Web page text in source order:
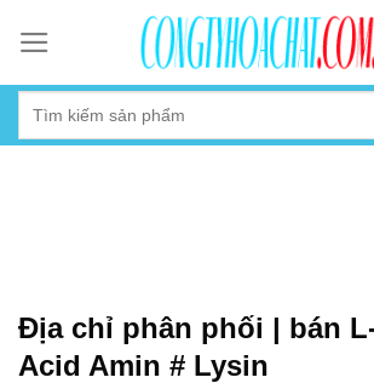
content
Địa chỉ phân phối | bán
Acid Amin # Lysin